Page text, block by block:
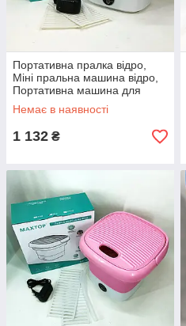
Портативна пралка відро,
Міні пральна машина відро,
Портативна машина для
прання CS-79
Немає в наявності
1 132 ₴